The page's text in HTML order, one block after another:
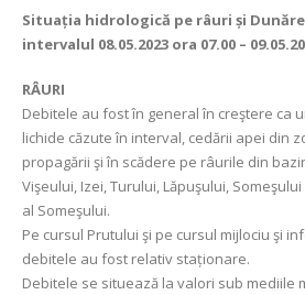
Situația hidrologică pe râuri și
intervalul 08.05.2023 ora 07.00 –
RÂURI
Debitele au fost în general în creştere ca
lichide căzute în interval, cedării apei din
propagării şi în scădere pe râurile din
Vişeului, Izei, Turului, Lăpuşului,
al Someşului.
Pe cursul Prutului şi pe cursul mijlociu şi
debitele au fost relativ staționare.
Debitele se situează la valori sub mediile